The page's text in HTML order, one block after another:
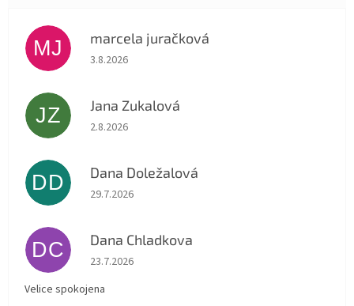
MJ marcela juračková
Hodnocení obchodu je 5 z 5 hvězdiček.
3.8.2026
JZ Jana Zukalová
Hodnocení obchodu je 5 z 5 hvězdiček.
2.8.2026
DD Dana Doležalová
Hodnocení obchodu je 5 z 5 hvězdiček.
29.7.2026
DC Dana Chladkova
Hodnocení obchodu je 5 z 5 hvězdiček.
23.7.2026
Velice spokojena